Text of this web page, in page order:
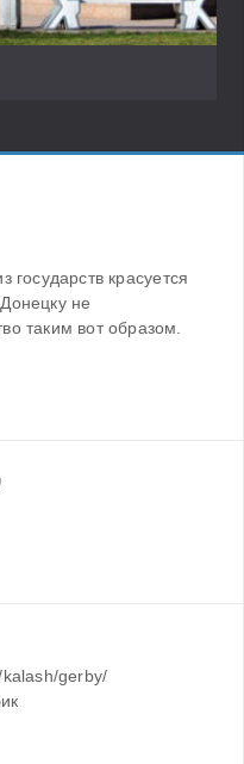
государств красуется
не
таким вот образом.
gerby/